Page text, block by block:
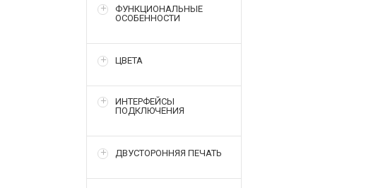
ФУНКЦИОНАЛЬНЫЕ
ОСОБЕННОСТИ
ЦВЕТА
ИНТЕРФЕЙСЫ
ПОДКЛЮЧЕНИЯ
ДВУСТОРОННЯЯ ПЕЧАТЬ